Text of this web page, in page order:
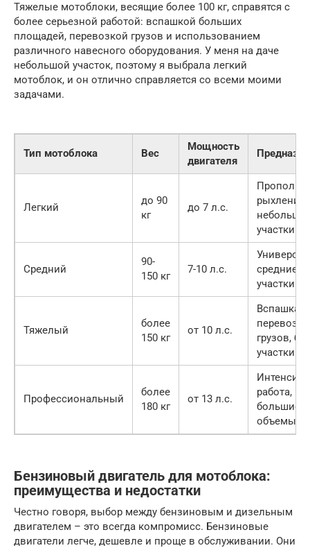
Тяжелые мотоблоки, весящие более 100 кг, справятся с
более серьезной работой: вспашкой больших
площадей, перевозкой грузов и использованием
различного навесного оборудования. У меня на даче
небольшой участок, поэтому я выбрала легкий
мотоблок, и он отлично справляется со всеми моими
задачами.
Тип мотоблока Вес
Мощность
двигателя
Легкий
до 90
кг
до 7 л.с.
Прополка,
рыхление,
участки
Средний
90-
150 кг
7-10 л.с.
средние
участки
Тяжелый
более
150 кг
от 10 л.с.
Вспашка,
перевозка
грузов,
участки
Профессиональный
более
180 кг
от 13 л.с.
работа,
большие
объемы
Бензиновый двигатель для мотоблока:
преимущества и недостатки
Честно говоря, выбор между бензиновым и дизельным
двигателем – это всегда компромисс. Бензиновые
двигатели легче, дешевле и проще в обслуживании. Они